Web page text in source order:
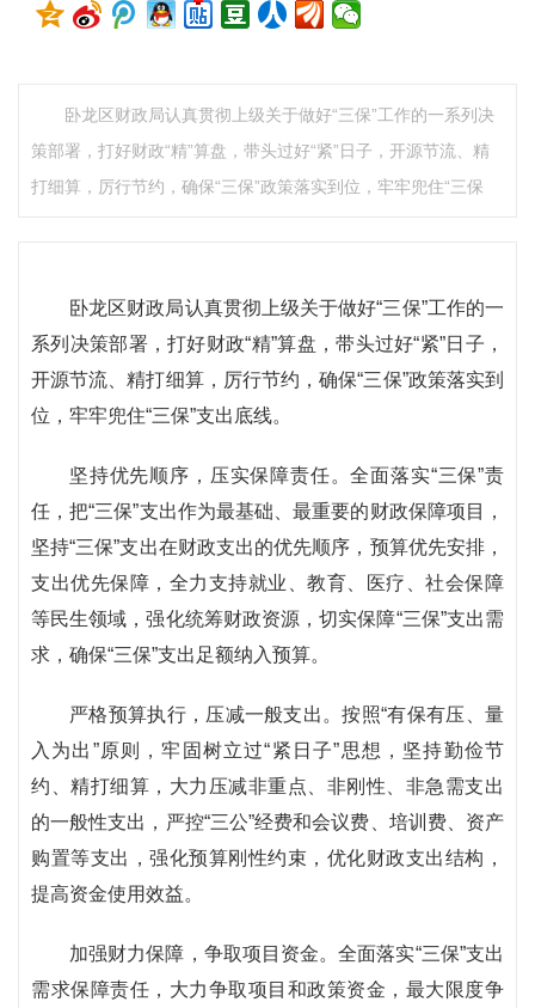
卧龙区财政局认真贯彻上级关于做好“三保”工作的一系列决
策部署，打好财政“精”算盘，带头过好“紧”日子，开源节流、精
打细算，厉行节约，确保“三保”政策落实到位，牢牢兜住“三保
卧龙区财政局认真贯彻上级关于做好“三保”工作的一
系列决策部署，打好财政“精”算盘，带头过好“紧”日子，
开源节流、精打细算，厉行节约，确保“三保”政策落实到
位，牢牢兜住“三保”支出底线。
坚持优先顺序，压实保障责任。全面落实“三保”责
任，把“三保”支出作为最基础、最重要的财政保障项目，
坚持“三保”支出在财政支出的优先顺序，预算优先安排，
支出优先保障，全力支持就业、教育、医疗、社会保障
等民生领域，强化统筹财政资源，切实保障“三保”支出需
求，确保“三保”支出足额纳入预算。
严格预算执行，压减一般支出。按照“有保有压、量
入为出”原则，牢固树立过“紧日子”思想，坚持勤俭节
约、精打细算，大力压减非重点、非刚性、非急需支出
的一般性支出，严控“三公”经费和会议费、培训费、资产
购置等支出，强化预算刚性约束，优化财政支出结构，
提高资金使用效益。
加强财力保障，争取项目资金。全面落实“三保”支出
需求保障责任，大力争取项目和政策资金，最大限度争